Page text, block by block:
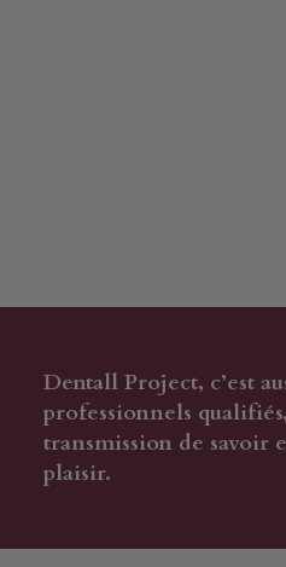
Dentall Project, c’est
professionnels
transmission de savoir
plaisir.